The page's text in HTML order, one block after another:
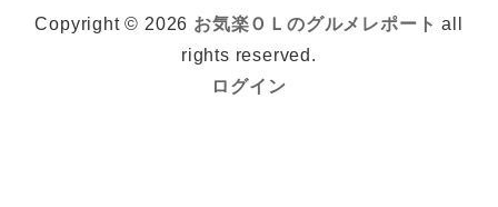
Copyright © 2026 お気楽ＯＬのグルメレポート all
rights reserved.
ログイン